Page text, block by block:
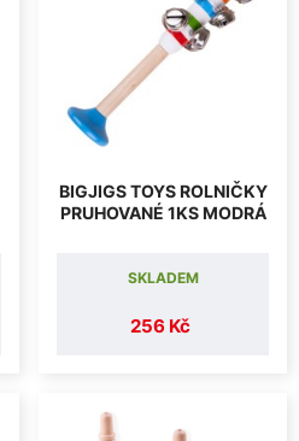
BIGJIGS TOYS ROLNIČKY
PRUHOVANÉ 1KS MODRÁ
256 Kč
SKLADEM